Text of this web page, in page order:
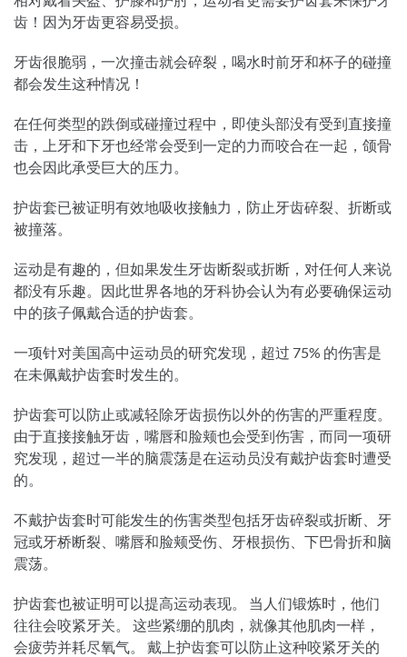
齿！因为牙齿更容易受损。
牙齿很脆弱，一次撞击就会碎裂，喝水时前牙和杯子的碰撞
都会发生这种情况！
在任何类型的跌倒或碰撞过程中，即使头部没有受到直接撞
击，上牙和下牙也经常会受到一定的力而咬合在一起，颌骨
也会因此承受巨大的压力。
护齿套已被证明有效地吸收接触力，防止牙齿碎裂、折断或
被撞落。
运动是有趣的，但如果发生牙齿断裂或折断，对任何人来说
都没有乐趣。因此世界各地的牙科协会认为有必要确保运动
中的孩子佩戴合适的护齿套。
一项针对美国高中运动员的研究发现，超过 75% 的伤害是
在未佩戴护齿套时发生的。
护齿套可以防止或减轻除牙齿损伤以外的伤害的严重程度。
由于直接接触牙齿，嘴唇和脸颊也会受到伤害，而同一项研
究发现，超过一半的脑震荡是在运动员没有戴护齿套时遭受
的。
不戴护齿套时可能发生的伤害类型包括牙齿碎裂或折断、牙
冠或牙桥断裂、嘴唇和脸颊受伤、牙根损伤、下巴骨折和脑
震荡。
护齿套也被证明可以提高运动表现。 当人们锻炼时，他们
往往会咬紧牙关。 这些紧绷的肌肉，就像其他肌肉一样，
会疲劳并耗尽氧气。 戴上护齿套可以防止这种咬紧牙关的